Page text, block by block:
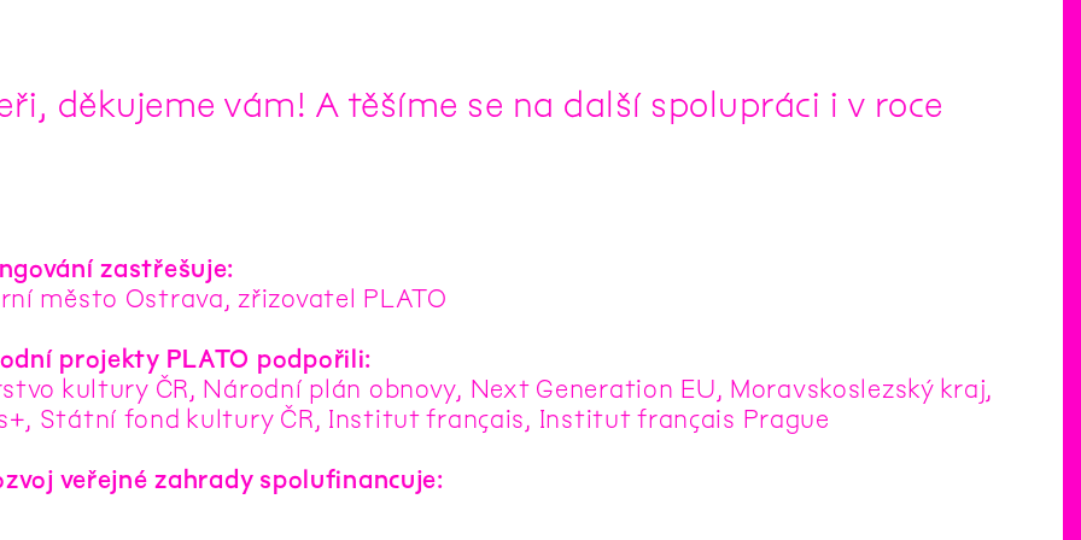
děkujeme vám! A těšíme se na další spolupráci i v roce
zastřešuje:
město Ostrava, zřizovatel PLATO
projekty PLATO podpořili:
kultury ČR, Národní plán obnovy, Next Generation EU, Moravskoslezský kraj,
Státní fond kultury ČR, Institut français, Institut français Prague
veřejné zahrady spolufinancuje: